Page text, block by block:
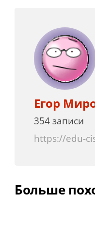
Егор
354 записи
https://edu-
Больше